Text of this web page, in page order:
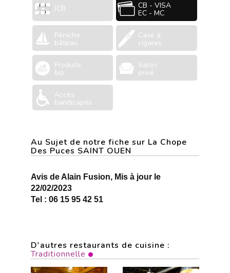
JCB CB - VISA
EC - MC
Péniche
bâteau
Cave à
cigares
Produits
bio
Salon
privé
Accès
handicapés
Au Sujet de notre fiche sur La Chope
Des Puces SAINT OUEN
Avis de Alain Fusion, Mis à jour le
22/02/2023
Tel : 06 15 95 42 51
D'autres restaurants de cuisine :
Traditionnelle